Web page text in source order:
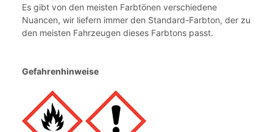
Es gibt von den meisten Farbtönen verschiedene
Nuancen, wir liefern immer den Standard-Farbton, der zu
den meisten Fahrzeugen dieses Farbtons passt.
Gefahrenhinweise